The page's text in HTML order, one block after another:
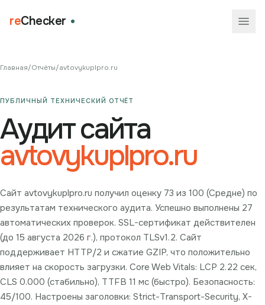
reChecker
Главная/Отчёты/avtovykuplpro.ru
ПУБЛИЧНЫЙ ТЕХНИЧЕСКИЙ ОТЧЁТ
Аудит сайта
avtovykuplpro.ru
Сайт avtovykuplpro.ru получил оценку 73 из 100 (Средне) по
результатам технического аудита. Успешно выполнены 27
автоматических проверок. SSL-сертификат действителен
(до 15 августа 2026 г.), протокол TLSv1.2. Сайт
поддерживает HTTP/2 и сжатие GZIP, что положительно
влияет на скорость загрузки. Core Web Vitals: LCP 2.22 сек,
CLS 0.000 (стабильно), TTFB 11 мс (быстро). Безопасность:
45/100. Настроены заголовки: Strict-Transport-Security, X-